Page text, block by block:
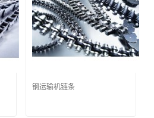
钢运输机链条